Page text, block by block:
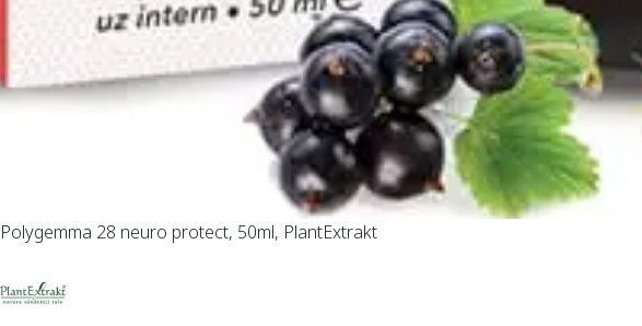
Polygemma 28 neuro protect, 50ml, PlantExtrakt